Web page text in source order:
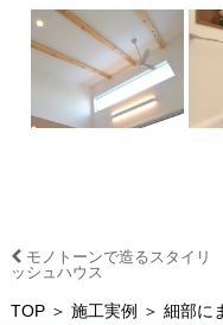
モノトーンで造るスタイリ
ッシュハウス
TOP＞ 施工実例 ＞ 細部に